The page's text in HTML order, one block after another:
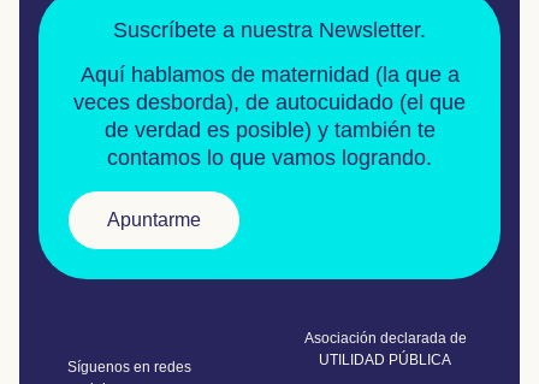
Suscríbete a nuestra Newsletter.
Aquí hablamos de maternidad (la que a
veces desborda), de autocuidado (el que
de verdad es posible) y también te
contamos lo que vamos logrando.
Apuntarme
Síguenos en redes
Asociación declarada de
UTILIDAD PÚBLICA